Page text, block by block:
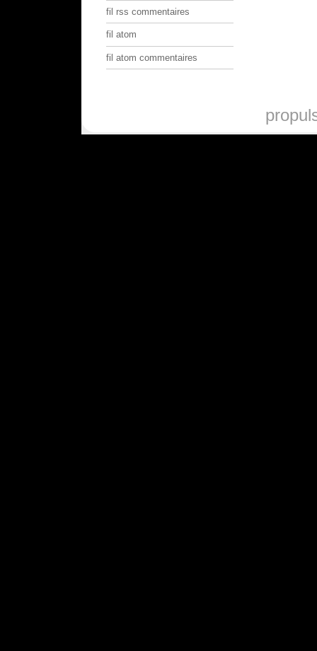
fil rss commentaires
fil atom
fil atom commentaires